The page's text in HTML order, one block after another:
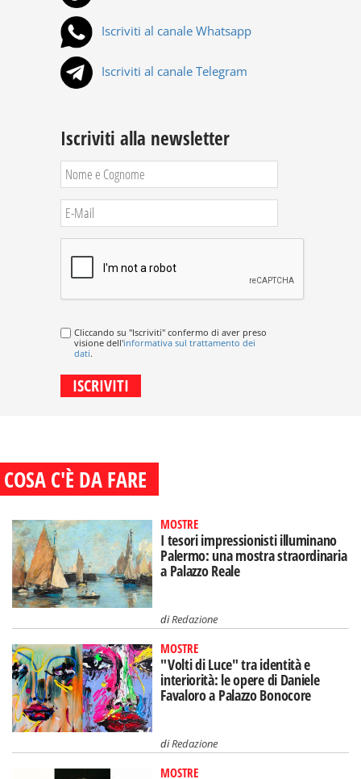
Iscriviti al canale Whatsapp
Iscriviti al canale Telegram
Iscriviti alla newsletter
Cliccando su "Iscriviti" confermo di aver preso
visione dell'informativa sul trattamento dei
dati.
COSA C'È DA FARE
MOSTRE
I tesori impressionisti illuminano
Palermo: una mostra straordinaria
a Palazzo Reale
diRedazione
MOSTRE
"Volti di Luce" tra identità e
interiorità: le opere di Daniele
Favaloro a Palazzo Bonocore
diRedazione
MOSTRE